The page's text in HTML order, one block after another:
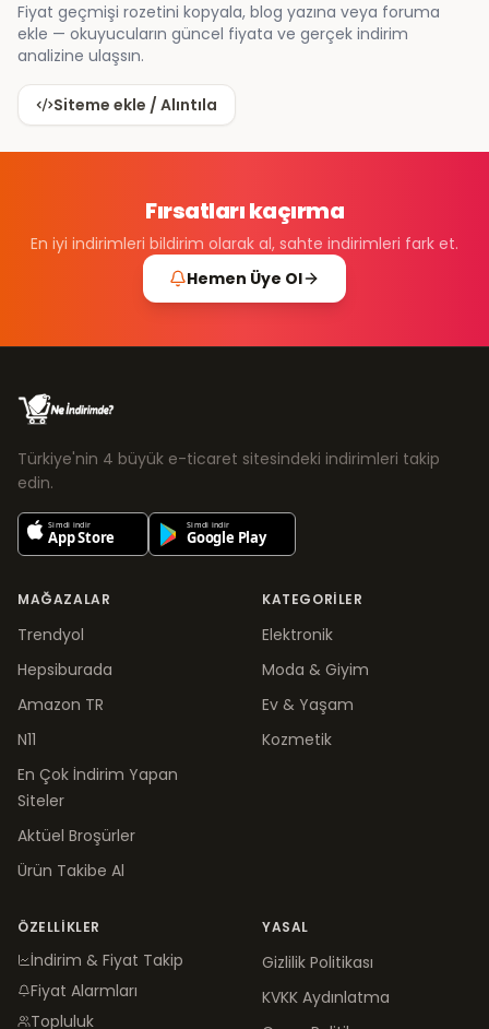
Fiyat geçmişi rozetini kopyala, blog yazına veya foruma
ekle — okuyucuların güncel fiyata ve gerçek indirim
analizine ulaşsın.
Siteme ekle / Alıntıla
Fırsatları kaçırma
En iyi indirimleri bildirim olarak al, sahte indirimleri fark et.
Hemen Üye Ol
Türkiye'nin 4 büyük e-ticaret sitesindeki indirimleri takip
edin.
MAĞAZALAR
Trendyol
Hepsiburada
Amazon TR
N11
En Çok İndirim Yapan
Siteler
Aktüel Broşürler
Ürün Takibe Al
KATEGORILER
Elektronik
Moda & Giyim
Ev & Yaşam
Kozmetik
ÖZELLIKLER
İndirim & Fiyat Takip
Fiyat Alarmları
Topluluk
YASAL
Gizlilik Politikası
KVKK Aydınlatma